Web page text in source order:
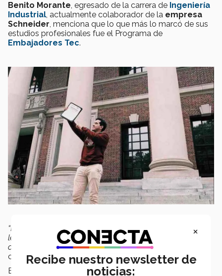
Benito Morante, egresado de la carrera de Ingeniería
Industrial, actualmente colaborador de la empresa
Schneider, menciona que lo que más lo marcó de sus
estudios profesionales fue el Programa de
Embajadores Tec.
“El programa me dejó experiencias, personas y muchas
lecciones de vida. Fue una oportunidad que me hizo
crecer como persona y encontrar mi espíritu de líder”
comenta Benito.
El
Programa Embajadores Teces para aquellos
×
Recibe nuestro newsletter de
noticias: